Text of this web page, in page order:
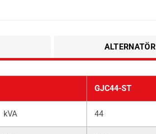
ALTERNATÖR
GJC44-ST
kVA 44